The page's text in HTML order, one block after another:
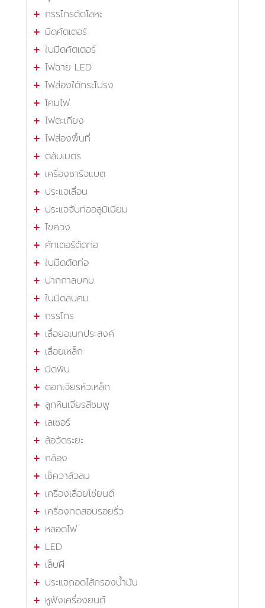
กรรไกรตัดโลหะ
มีดคัตเตอร์
ใบมีดคัตเตอร์
ไฟฉาย LED
ไฟส่องใต้กระโปรง
โคมไฟ
ไฟตะเกียง
ไฟส่องพื้นที่
ตลับเมตร
เครื่องชาร์จแบต
ประแจเลื่อน
ประแจจับท่ออลูมิเนียม
ไขควง
คัทเตอร์ตัดท่อ
ใบมีดตัดท่อ
ปากกาลบคม
ใบมีดลบคม
กรรไกร
เลื่อยอเนกประสงค์
เลื่อยเหล็ก
มีดพับ
ดอกเจียรหัวเหล็ก
ลูกหินเจียรสีชมพู
เลเซอร์
ล้อวัดระยะ
กล้อง
เช็ควาล์วลม
เครื่องเลื่อยโซ่ยนต์
เครื่องทดสอบรอยรั่ว
หลอดไฟ
LED
เล็บผี
ประแจถอดไส้กรองน้ำมัน
หูฟังเครื่องยนต์